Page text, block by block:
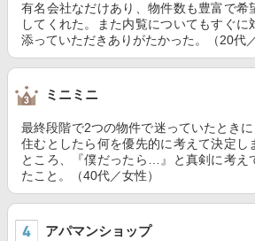
有名会社なだけあり、物件数も豊富で希
してくれた。また内覧についてもすぐに
添っていただきありがたかった。（20代
ミニミニ
最終段階で2つの物件で迷っていたとき
住むとしたら何を優先的に考えて決定し
ところ、『僕だったら…』と真剣に考え
たこと。（40代／女性）
アパマンショップ